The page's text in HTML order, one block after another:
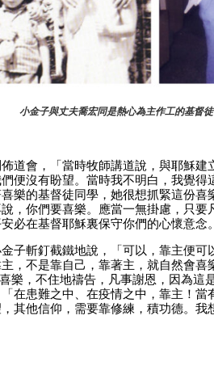
小金子與丈夫喬宏同是熱心為主作工的基督徒
道會，「當時牧師講道說，與耶穌
便沒有盼望。當時我不明白，我覺
樂的基督徒同學，她很想抓緊這份
說，你們要喜樂。應當一無掛慮，只
必在基督耶穌裏保守你們的心懷意念
子斬釘截鐵地說，「可以，靠主便可
，不是靠自己，靠著主，就自然會
樂，不住地禱告，凡事謝恩，因為這
在患難之中、在疫情之中，靠主！
其他信仰，需要靠修練，積功德。